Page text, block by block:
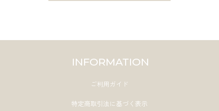
INFORMATION
ご利用ガイド
特定商取引法に基づく表示